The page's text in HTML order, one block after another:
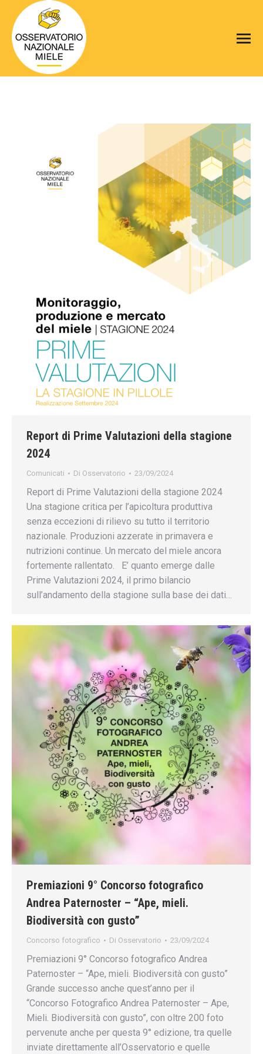
Report di Prime Valutazioni della stagione
2024
Comunicati Di Osservatorio 23/09/2024
Report di Prime Valutazioni della stagione 2024
Una stagione critica per l’apicoltura produttiva
senza eccezioni di rilievo su tutto il territorio
nazionale. Produzioni azzerate in primavera e
nutrizioni continue. Un mercato del miele ancora
fortemente rallentato. E’ quanto emerge dalle
Prime Valutazioni 2024, il primo bilancio
sull’andamento della stagione sulla base dei dati…
Premiazioni 9° Concorso fotografico
Andrea Paternoster – “Ape, mieli.
Biodiversità con gusto”
Concorso fotografico Di Osservatorio 23/09/2024
Premiazioni 9° Concorso fotografico Andrea
Paternoster – “Ape, mieli. Biodiversità con gusto”
Grande successo anche quest’anno per il
“Concorso Fotografico Andrea Paternoster – Ape,
Mieli. Biodiversità con gusto”, con oltre 200 foto
pervenute anche per questa 9° edizione, tra quelle
inviate direttamente all’Osservatorio e quelle